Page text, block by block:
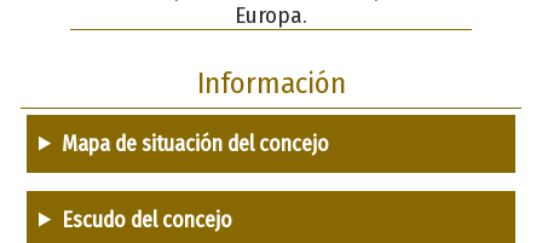
Europa.
Información
Mapa de situación del concejo
Escudo del concejo